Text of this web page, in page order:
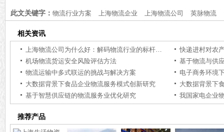
此文关键字： 物流行业方案 上海物流企业 上海物流公司 英脉物流
相关资讯
上海物流公司为什么好：解码物流行业的标杆力量【行业百科】
快递进村对农
机场物流货运安全风险评估方法
基于物流与供
物流运输中多式联运的挑战与解决方案
电子商务环境
大数据背景下食品企业物流服务模式创新研究
大数据背景下
基于智慧供应链的物流服务业优化研究
推荐产品